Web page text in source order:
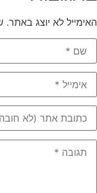
האימייל לא יוצג באתר.